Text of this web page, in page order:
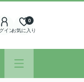
インお気に入り
0